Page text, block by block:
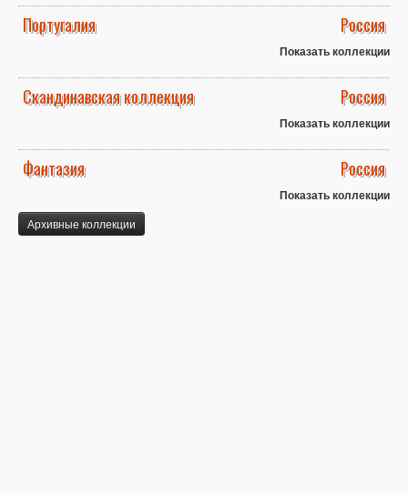
Португалия Россия
Показать коллекции
Скандинавская коллекция Россия
Показать коллекции
Фантазия Россия
Показать коллекции
Архивные коллекции